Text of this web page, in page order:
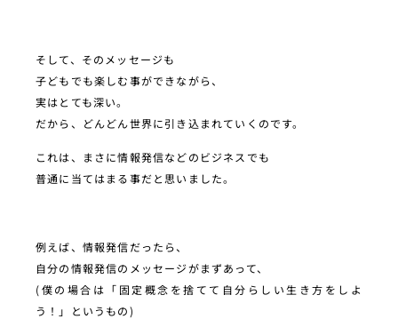
そして、そのメッセージも
子どもでも楽しむ事ができながら、
実はとても深い。
だから、どんどん世界に引き込まれていくのです。
これは、まさに情報発信などのビジネスでも
普通に当てはまる事だと思いました。
例えば、情報発信だったら、
自分の情報発信のメッセージがまずあって、
(僕の場合は「固定概念を捨てて自分らしい生き方をしよ
う！」というもの)